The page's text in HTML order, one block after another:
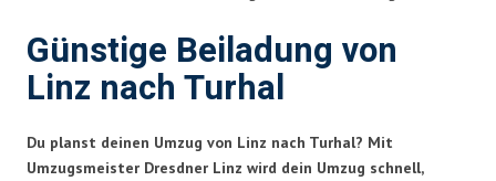
Günstige Beiladung von
Linz nach Turhal
Du planst deinen Umzug von Linz nach Turhal? Mit
Umzugsmeister Dresdner Linz wird dein Umzug schnell,